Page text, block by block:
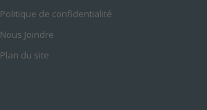
Politique de confidentialité
Nous Joindre
Plan du site